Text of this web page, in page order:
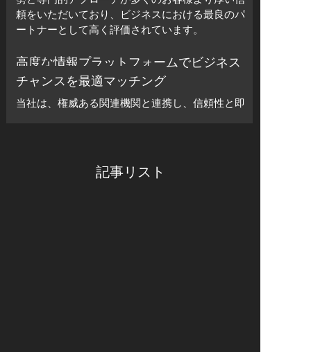
頼をいただいており、ビジネスにおける最良のパ
ートナーとして高く評価されています。
高度な情報プラットフォームでビジネス
チャンスを最適マッチング
当社は、権威ある関連機関と連携し、信頼性と即
グを精度高く実現。ニーズに合った最適な取引先
との出会いをサポートし、交渉プロセスの効率化
記事リスト